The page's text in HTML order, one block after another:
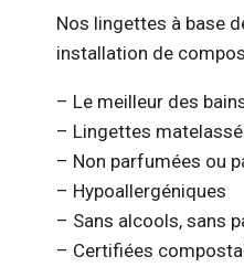
Nos lingettes à base
installation de
– Le meilleur des
– Lingettes
– Non parfumées ou
– Hypoallergéniques
– Sans alcools, sans
– Certifiées